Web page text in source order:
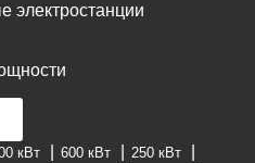
электростанции
кВт 600 кВт
250 кВт